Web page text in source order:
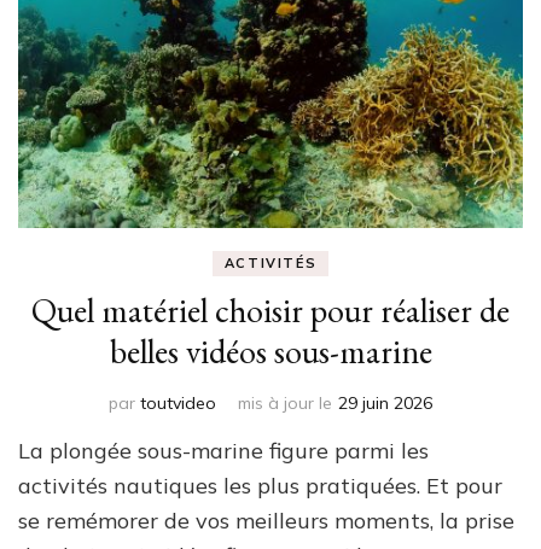
ACTIVITÉS
Quel matériel choisir pour réaliser de
belles vidéos sous-marine
par toutvideo mis à jour le 29 juin 2026
La plongée sous-marine figure parmi les
activités nautiques les plus pratiquées. Et pour
se remémorer de vos meilleurs moments, la prise